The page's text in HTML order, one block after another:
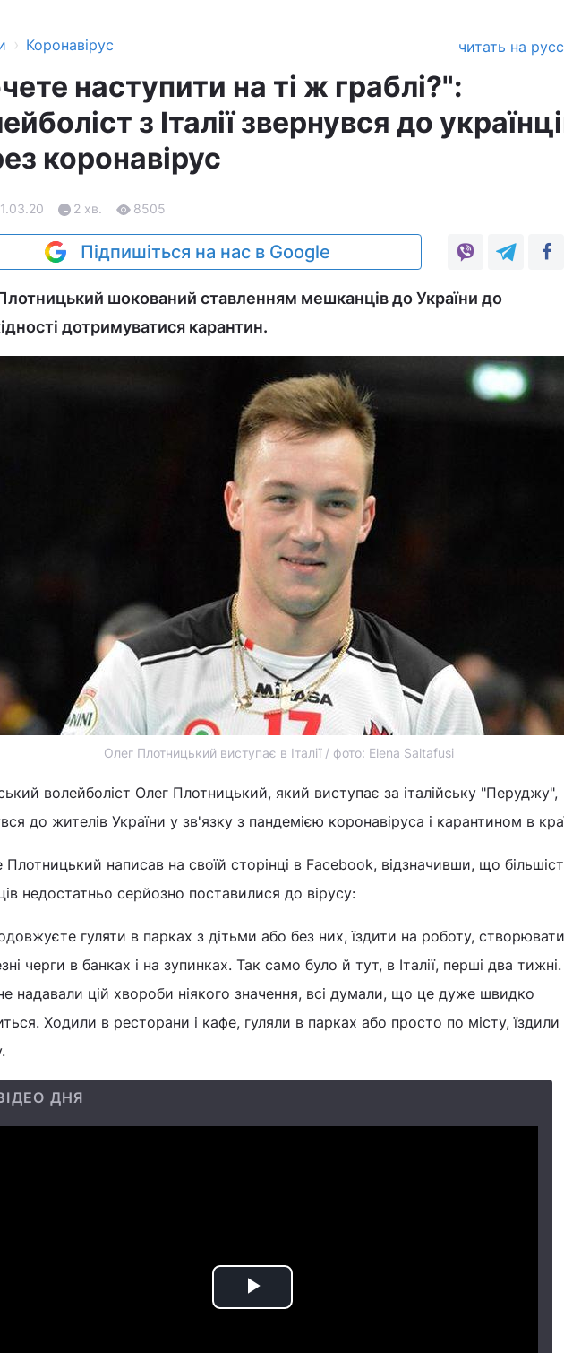
› Коронавірус читать на
наступити на ті ж граблі?":
з Італії звернувся до
коронавірус
2 хв. 8505
Підпишіться на нас в Google
шокований ставленням мешканців до України до
дотримуватися карантин.
Олег Плотницький виступає в Італії / фото: Elena Saltafusi
волейболіст Олег Плотницький, який виступає за італійську "Перуджу",
до жителів України у зв'язку з пандемією коронавіруса і карантином в
написав на своїй сторінці в Facebook, відзначивши, що
недостатньо серйозно поставилися до вірусу:
гуляти в парках з дітьми або без них, їздити на роботу, створювати
черги в банках і на зупинках. Так само було й тут, в Італії, перші два тижні.
надавали цій хвороби ніякого значення, всі думали, що це дуже швидко
Ходили в ресторани і кафе, гуляли в парках або просто по місту, їздили
ДНЯ
Play